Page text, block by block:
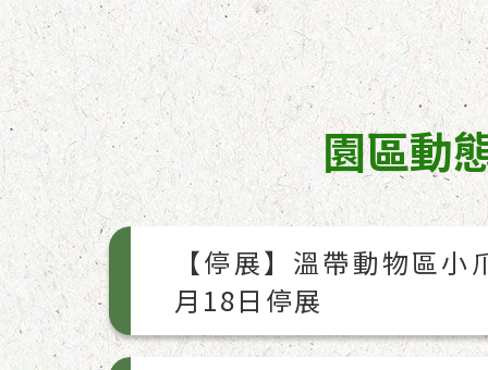
園區動
【停展】溫帶動物區
月18日停展